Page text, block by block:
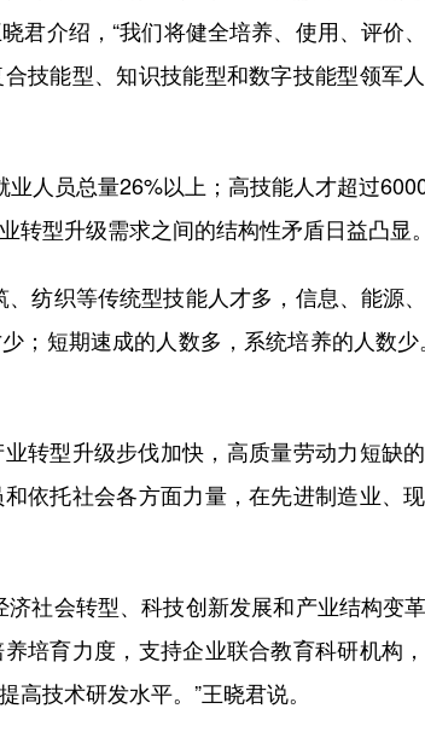
君介绍，“我们将健全培养、使用、评价
技能型、知识技能型和数字技能型领军
员总量26%以上；高技能人才超过
转型升级需求之间的结构性矛盾日益凸显。
织等传统型技能人才多，信息、能源、
；短期速成的人数多，系统培养的人数少
型升级步伐加快，高质量劳动力短缺
依托社会各方面力量，在先进制造业、
会转型、科技创新发展和产业结构变革
培育力度，支持企业联合教育科研机构
高技术研发水平。”王晓君说。